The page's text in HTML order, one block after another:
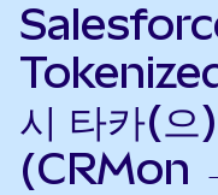
시 타카(으
(CRMon